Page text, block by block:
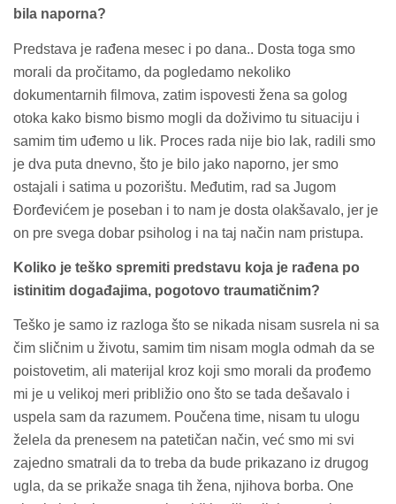
bila naporna?
Predstava je rađena mesec i po dana.. Dosta toga smo
morali da pročitamo, da pogledamo nekoliko
dokumentarnih filmova, zatim ispovesti žena sa golog
otoka kako bismo bismo mogli da doživimo tu situaciju i
samim tim uđemo u lik. Proces rada nije bio lak, radili smo
je dva puta dnevno, što je bilo jako naporno, jer smo
ostajali i satima u pozorištu. Međutim, rad sa Jugom
Đorđevićem je poseban i to nam je dosta olakšavalo, jer je
on pre svega dobar psiholog i na taj način nam pristupa.
Koliko je teško spremiti predstavu koja je rađena po
istinitim događajima, pogotovo traumatičnim?
Teško je samo iz razloga što se nikada nisam susrela ni sa
čim sličnim u životu, samim tim nisam mogla odmah da se
poistovetim, ali materijal kroz koji smo morali da prođemo
mi je u velikoj meri približio ono što se tada dešavalo i
uspela sam da razumem. Poučena time, nisam tu ulogu
želela da prenesem na patetičan način, već smo mi svi
zajedno smatrali da to treba da bude prikazano iz drugog
ugla, da se prikaže snaga tih žena, njihova borba. One